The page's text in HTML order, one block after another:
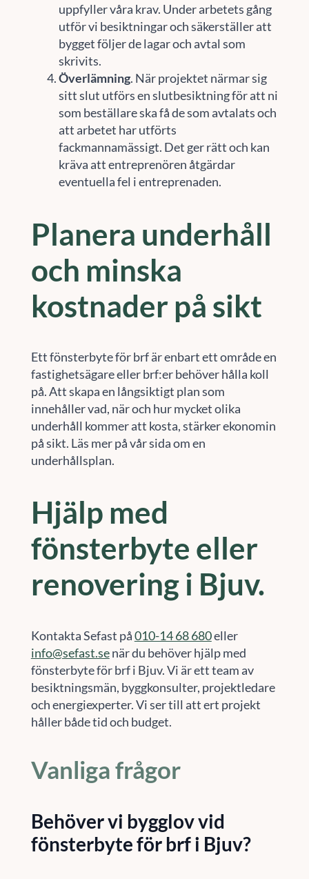
uppfyller våra krav. Under arbetets gång
utför vi besiktningar och säkerställer att
bygget följer de lagar och avtal som
skrivits.
Överlämning. När projektet närmar sig
sitt slut utförs en slutbesiktning för att ni
som beställare ska få de som avtalats och
att arbetet har utförts
fackmannamässigt. Det ger rätt och kan
kräva att entreprenören åtgärdar
eventuella fel i entreprenaden.
Planera underhåll
och minska
kostnader på sikt
Ett fönsterbyte för brf är enbart ett område en
fastighetsägare eller brf:er behöver hålla koll
på. Att skapa en långsiktigt plan som
innehåller vad, när och hur mycket olika
underhåll kommer att kosta, stärker ekonomin
på sikt. Läs mer på vår sida om en
underhållsplan.
Hjälp med
fönsterbyte eller
renovering i Bjuv.
Kontakta Sefast på010-14 68 680eller
info@sefast.senär du behöver hjälp med
fönsterbyte för brf i Bjuv. Vi är ett team av
besiktningsmän, byggkonsulter, projektledare
och energiexperter. Vi ser till att ert projekt
håller både tid och budget.
Vanliga frågor
Behöver vi bygglov vid
fönsterbyte för brf i Bjuv?